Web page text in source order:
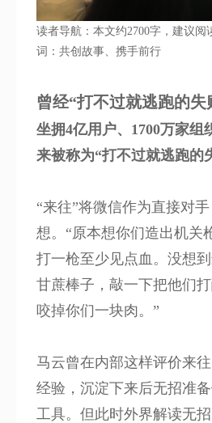
读者导航：本文约2700字，建议阅
词：共创故事、携手前行
曾经“打不过就逃跑的失
坐拥4亿用户、1700万家组
来被称为“打不过就逃跑的
“来往”将微信作为直接对
想。“原本想你们造出机关
打一枪至少见点血。没想
甘蔗棒子，敲一下把他们
咬掉你们一块肉。”
马云曾在内部这样评价来
经验，沉淀下来后无招准
工具。但此时外界解读无